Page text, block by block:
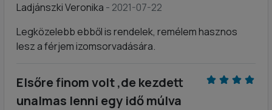
Ladjánszki Veronika - 2021-07-22
Legközelebb ebből is rendelek, remélem hasznos
lesz a férjem izomsorvadására.
Elsőre finom volt ,de kezdett
unalmas lenni egy idő múlva